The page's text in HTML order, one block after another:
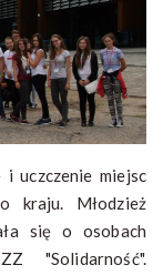
uczczenie miejsc
kraju. Młodzież
się o osobach
"Solidarność".